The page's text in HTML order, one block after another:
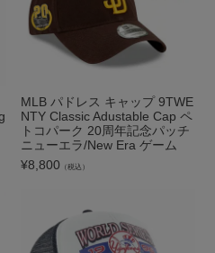
MLB パドレス キャップ 9TWE
NTY Classic Adustable Cap ペ
トコパーク 20周年記念パッチ
ニューエラ/New Era ゲーム
¥8,800 （税込）